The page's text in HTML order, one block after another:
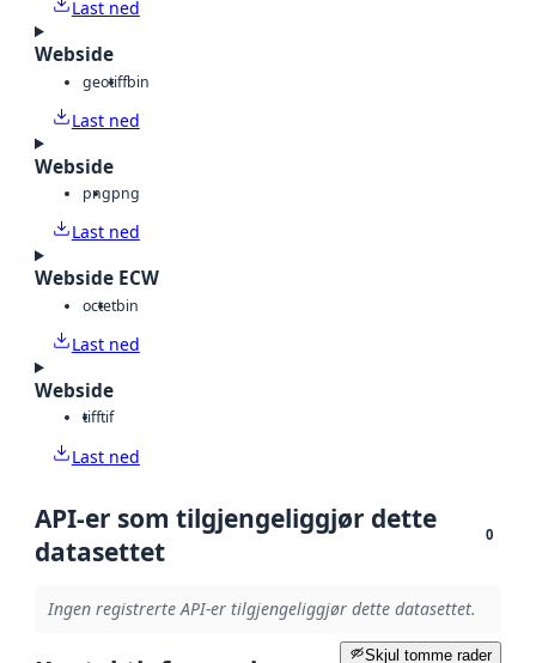
Last ned
Webside
geotiffbin
Last ned
Webside
pngpng
Last ned
Webside ECW
octetbin
Last ned
Webside
tifftif
Last ned
API-er som tilgjengeliggjør dette
datasettet
0
Ingen registrerte API-er tilgjengeliggjør dette datasettet.
Skjul tomme rader